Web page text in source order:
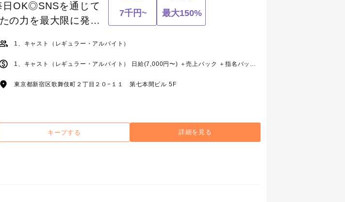
日OK◎SNSを通じて
の力を最大限に発揮
7千円~ 最大150%
1、キャスト（レギュラー・アルバイト）
1、キャスト（レギュラー・アルバイト） 日給(7,000円〜) ＋売上バック ＋指名バック ＋同伴バック ＋初回バック ＋ヘルプ指名バック ＋シャンパンバック ＋各種賞 ※他、毎月ボーナス＋キャンペーン
東京都新宿区歌舞伎町２丁目２０−１１ 第七本間ビル 5F
キープする 詳細を見る